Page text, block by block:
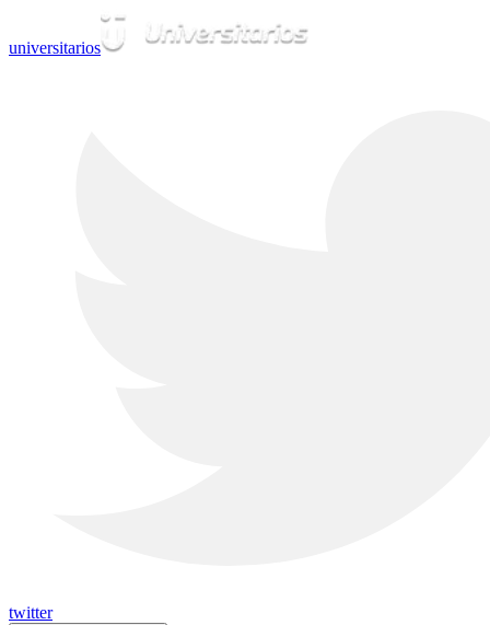
universitarios
twitter